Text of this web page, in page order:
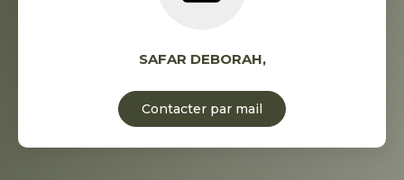
SAFAR DEBORAH,
Contacter par mail